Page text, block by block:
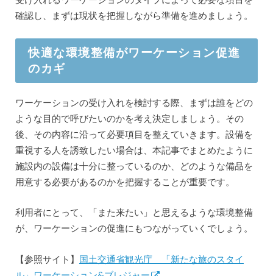
確認し、まずは現状を把握しながら準備を進めましょう。
快適な環境整備がワーケーション促進
のカギ
ワーケーションの受け入れを検討する際、まずは誰をどの
ような目的で呼びたいのかを考え決定しましょう。その
後、その内容に沿って必要項目を整えていきます。設備を
重視する人を誘致したい場合は、本記事でまとめたように
施設内の設備は十分に整っているのか、どのような備品を
用意する必要があるのかを把握することが重要です。
利用者にとって、「また来たい」と思えるような環境整備
が、ワーケーションの促進にもつながっていくでしょう。
【参照サイト】 国土交通省観光庁 「新たな旅のスタイ